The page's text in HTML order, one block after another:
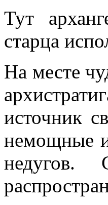
Тут
старца
На месте
источник
немощные и
недугов.